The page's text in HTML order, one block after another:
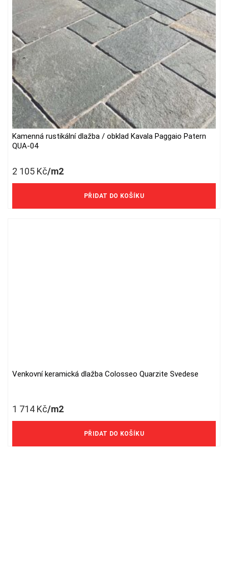
Kamenná rustikální dlažba / obklad Kavala Paggaio Patern
QUA-04
2 105 Kč/m2
1 740 Kč/m2 bez DPH
PŘIDAT DO KOŠÍKU
Venkovní keramická dlažba Colosseo Quarzite Svedese
1 714 Kč/m2
1 417 Kč/m2 bez DPH
PŘIDAT DO KOŠÍKU